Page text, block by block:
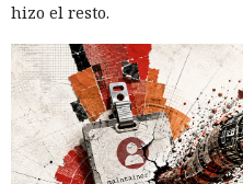
hizo el resto.